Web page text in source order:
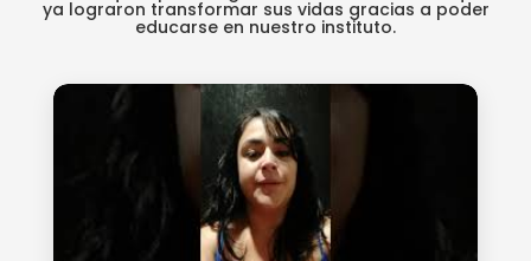
ya lograron transformar sus vidas gracias a poder
educarse en nuestro instituto.